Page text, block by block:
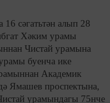
16 сәгатьтән алып 28
Хәким урамы
Чистай урамына
буенча ике
Академик
Ямашев проспектына,
урамындагы 75нче